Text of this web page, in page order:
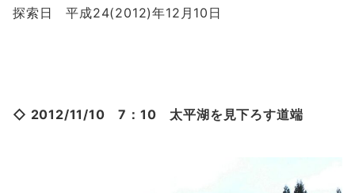
探索日 平成24(2012)年12月10日
◇ 2012/11/10 7：10 太平湖を見下ろす道端